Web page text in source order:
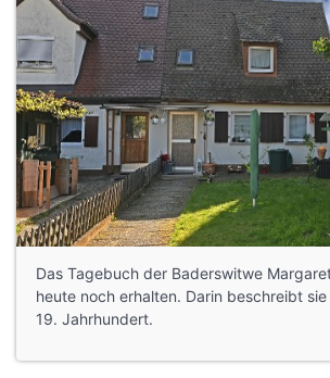
Das Tagebuch der Baderswitwe
heute noch erhalten. Darin beschreibt
19. Jahrhundert.